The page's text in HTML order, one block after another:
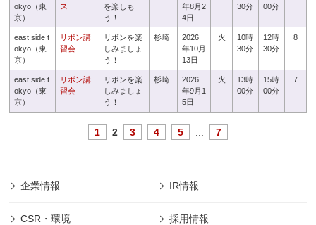
okyo（東
京）
ス
を楽しも
う！
年8月2
4日
30分
00分
east side t
okyo（東
京）
リボン講
習会
リボンを楽
しみましょ
う！
杉崎
2026
年10月
13日
火
10時
30分
12時
30分
8
east side t
okyo（東
京）
リボン講
習会
リボンを楽
しみましょ
う！
杉崎
2026
年9月1
5日
火
13時
00分
15時
00分
7
1 2 3 4 5 7
企業情報 IR情報
CSR・環境 採用情報